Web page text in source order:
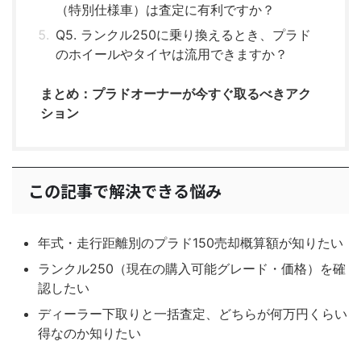
（特別仕様車）は査定に有利ですか？
Q5. ランクル250に乗り換えるとき、プラド
のホイールやタイヤは流用できますか？
まとめ：プラドオーナーが今すぐ取るべきアク
ション
この記事で解決できる悩み
年式・走行距離別のプラド150売却概算額が知りたい
ランクル250（現在の購入可能グレード・価格）を確
認したい
ディーラー下取りと一括査定、どちらが何万円くらい
得なのか知りたい